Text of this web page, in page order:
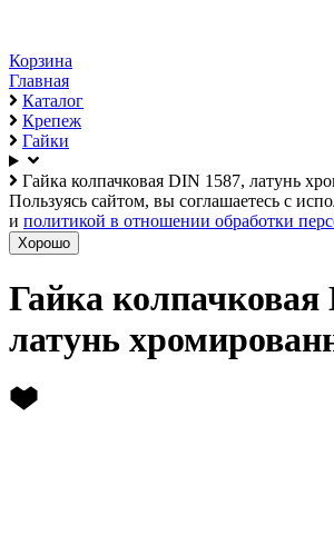
Корзина
Главная
Каталог
Крепеж
Гайки
Гайка колпачковая DIN 1587, латунь
Пользуясь сайтом, вы соглашаетесь с
и политикой в отношении обработки
Хорошо
Гайка колпачковая
латунь